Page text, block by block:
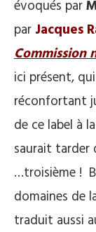
évoqués par
par Jacques
Commission
ici présent,
réconfortant
de ce label à
saurait tarder
…troisième !
domaines de
traduit aussi